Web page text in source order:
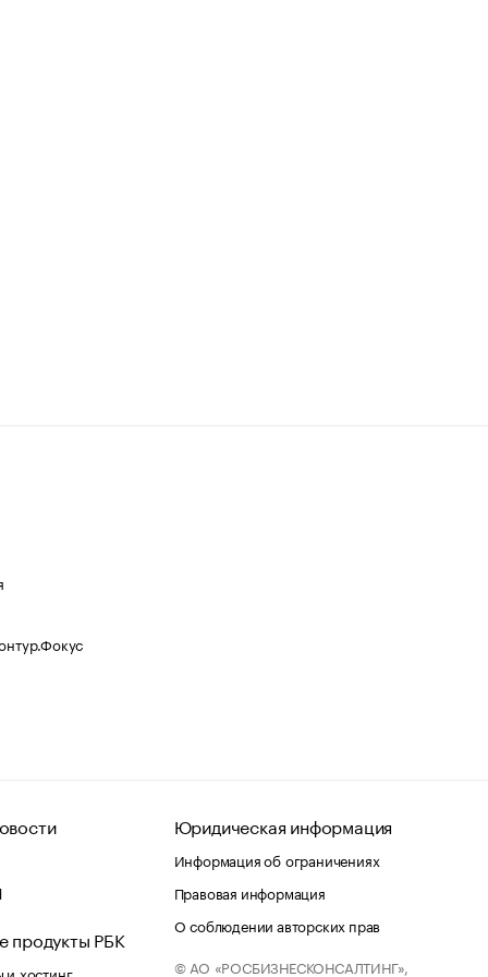
продукты РБК
хостинг
Юридическая информация
Информация об ограничениях
Правовая информация
О соблюдении авторских прав
© АО «РОСБИЗНЕСКОНСАЛТИНГ»,